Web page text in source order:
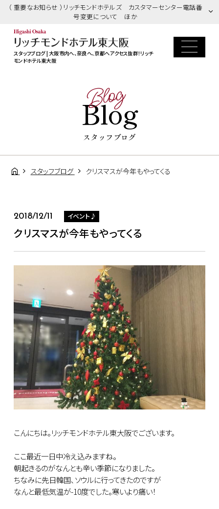
（ 重要なお知らせ ）リッチモンドホテルズ カスタマーセンター電話番
号変更について ほか
スタッフブログ | 大阪市内へ、奈良へ、京都へアクセス抜群！リッチ
モンドホテル東大阪
Blog
Blog
スタッフブログ
スタッフブログ クリスマスが今年もやってくる
2018/12/11 イベント♪
クリスマスが今年もやってくる
こんにちは。リッチモンドホテル東大阪でございます。
ここ最近一日中冷え込みますね。
朝起きるのがなんとも辛い季節になりました。
ちなみに先日韓国､ソウルに行ってきたのですが
なんと最低気温が-10度でした。寒いより痛い！